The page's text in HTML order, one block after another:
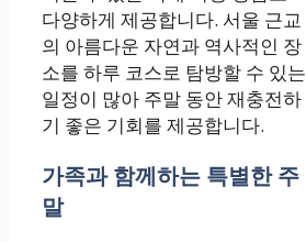
다양하게 제공합니다. 서울 근교
의 아름다운 자연과 역사적인 장
소를 하루 코스로 탐방할 수 있는
일정이 많아 주말 동안 재충전하
기 좋은 기회를 제공합니다.
가족과 함께하는 특별한 주
말